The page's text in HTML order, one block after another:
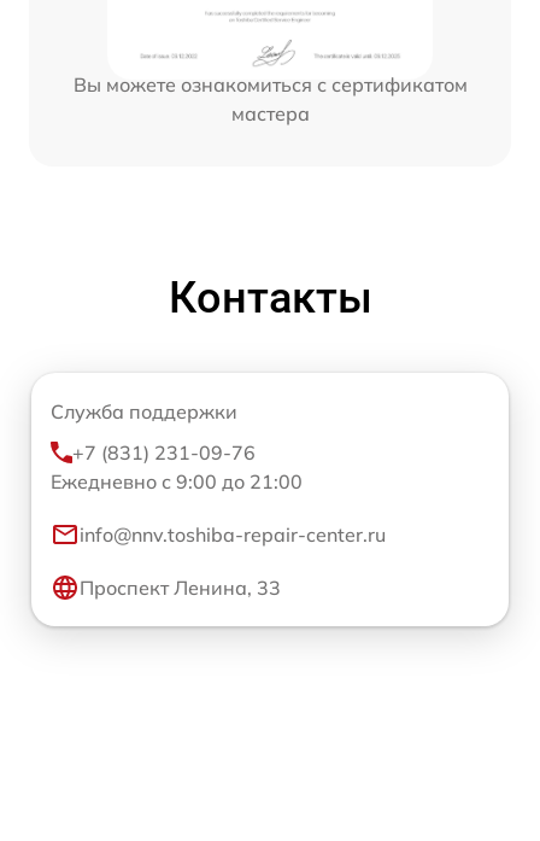
Вы можете ознакомиться с сертификатом
мастера
Контакты
Служба поддержки
+7 (831) 231-09-76
Ежедневно с 9:00 до 21:00
info@nnv.toshiba-repair-center.ru
Проспект Ленина, 33